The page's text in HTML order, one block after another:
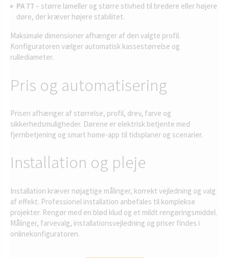
PA 77 – større lameller og større stivhed til bredere eller højere
døre, der kræver højere stabilitet.
Maksimale dimensioner afhænger af den valgte profil.
Konfiguratoren vælger automatisk kassestørrelse og
rullediameter.
Pris og automatisering
Prisen afhænger af størrelse, profil, drev, farve og
sikkerhedsmuligheder. Dørene er elektrisk betjente med
fjernbetjening og smart home-app til tidsplaner og scenarier.
Installation og pleje
Installation kræver nøjagtige målinger, korrekt vejledning og valg
af effekt. Professionel installation anbefales til komplekse
projekter. Rengør med en blød klud og et mildt rengøringsmiddel.
Målinger, farvevalg, installationsvejledning og priser findes i
onlinekonfiguratoren.